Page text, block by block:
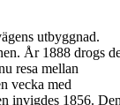
utbyggnad.
År 1888 drogs
resa mellan
vecka med
invigdes 1856.